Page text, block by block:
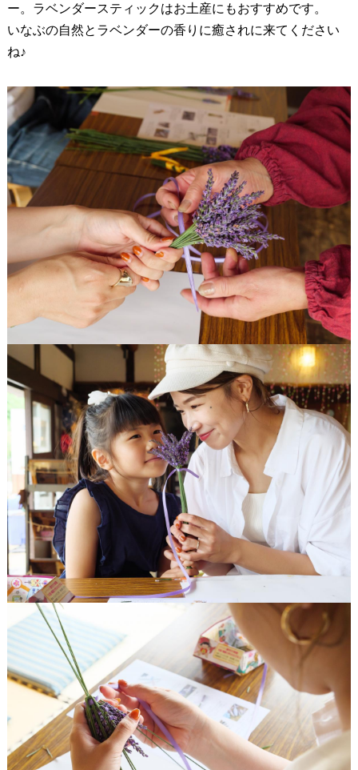
ー。ラベンダースティックはお土産にもおすすめです。
いなぶの自然とラベンダーの香りに癒されに来てください
ね♪